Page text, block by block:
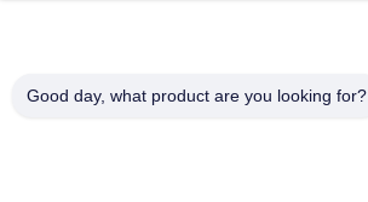
Good day, what product are you looking for?